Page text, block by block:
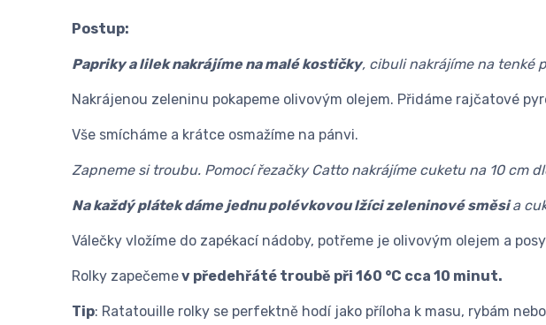
Postup:
Papriky a lilek nakrájíme na malé kostičky, cibuli nakrájíme na tenké
Nakrájenou zeleninu pokapeme olivovým olejem. Přidáme rajčatové
Vše smícháme a krátce osmažíme na pánvi.
Zapneme si troubu. Pomocí řezačky Catto nakrájíme cuketu na 10 cm
Na každý plátek dáme jednu polévkovou lžíci zeleninové směsia
Válečky vložíme do zapékací nádoby, potřeme je olivovým olejem a
Rolky zapečemev předehřáté troubě při 160 °C cca 10 minut.
Tip: Ratatouille rolky se perfektně hodí jako příloha k masu, rybám